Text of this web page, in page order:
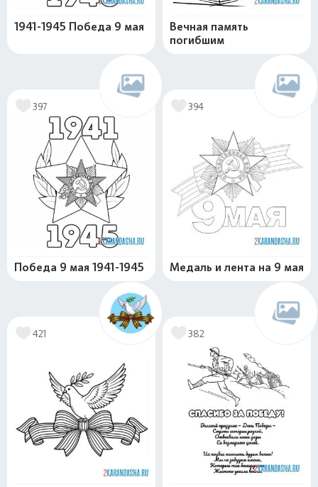
1941-1945 Победа 9 мая
Вечная память
погибшим
397
Победа 9 мая 1941-1945
394
Медаль и лента на 9 мая
421 382